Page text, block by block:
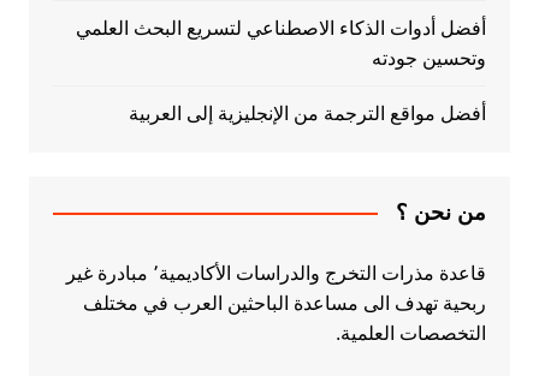
أفضل أدوات الذكاء الاصطناعي لتسريع البحث العلمي
وتحسين جودته
أفضل مواقع الترجمة من الإنجليزية إلى العربية
من نحن ؟
قاعدة مذرات التخرج والدراسات الأكاديمية٬ مبادرة غير
ربحية تهدف الى مساعدة الباحثين العرب في مختلف
التخصصات العلمية.